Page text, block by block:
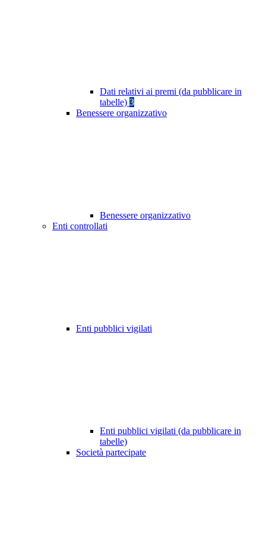
Dati relativi ai premi (da pubblicare in
tabelle) 3
Benessere organizzativo
Benessere organizzativo
Enti controllati
Enti pubblici vigilati
Enti pubblici vigilati (da pubblicare in
tabelle)
Società partecipate